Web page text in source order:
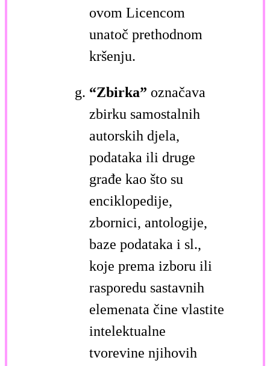
ovom Licencom
unatoč prethodnom
kršenju.
“Zbirka” označava
zbirku samostalnih
autorskih djela,
podataka ili druge
građe kao što su
enciklopedije,
zbornici, antologije,
baze podataka i sl.,
koje prema izboru ili
rasporedu sastavnih
elemenata čine vlastite
intelektualne
tvorevine njihovih